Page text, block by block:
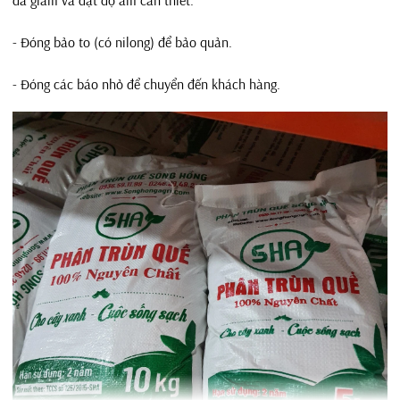
- Đóng bảo to (có nilong) để bảo quản.
- Đóng các báo nhỏ để chuyển đến khách hàng